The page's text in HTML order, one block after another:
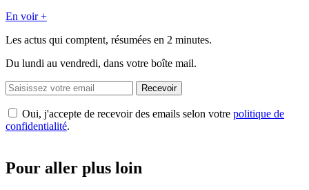
En voir +
Les actus qui comptent, résumées en 2 minutes.
Du lundi au vendredi, dans votre boîte mail.
Recevoir
Oui, j'accepte de recevoir des emails selon votre politique de
confidentialité.
Pour aller plus loin